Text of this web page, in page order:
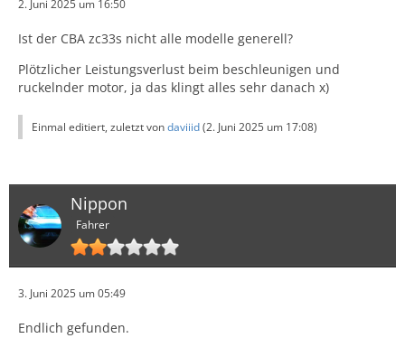
2. Juni 2025 um 16:50
Ist der CBA zc33s nicht alle modelle generell?
Plötzlicher Leistungsverlust beim beschleunigen und
ruckelnder motor, ja das klingt alles sehr danach x)
Einmal editiert, zuletzt vondaviiid(2. Juni 2025 um 17:08)
Nippon
Fahrer
3. Juni 2025 um 05:49
Endlich gefunden.